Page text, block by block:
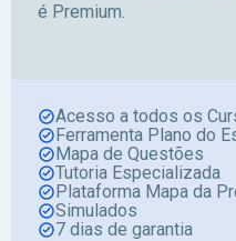
é Premium.
Acesso a todos os
Ferramenta Plano do
Mapa de Questões
Tutoria Especializada
Plataforma Mapa da
Simulados
7 dias de garantia